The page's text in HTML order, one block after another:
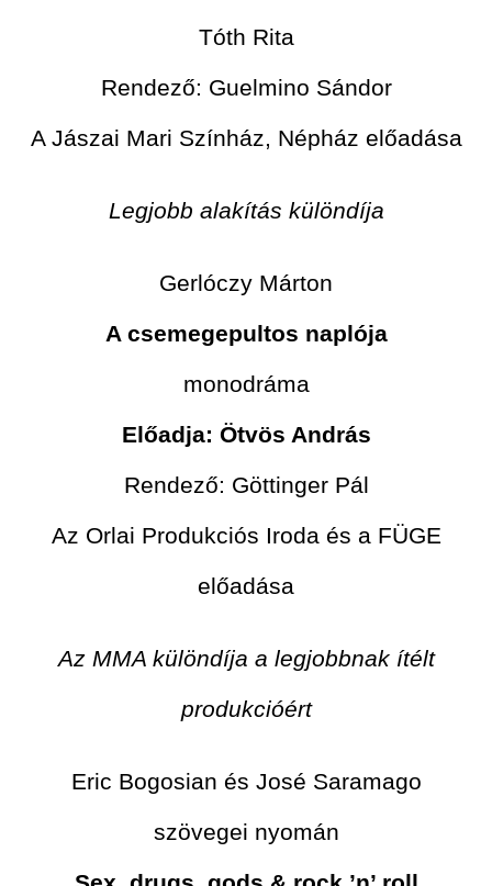
Tóth Rita
Rendező: Guelmino Sándor
A Jászai Mari Színház, Népház előadása
Legjobb alakítás különdíja
Gerlóczy Márton
A csemegepultos naplója
monodráma
Előadja: Ötvös András
Rendező: Göttinger Pál
Az Orlai Produkciós Iroda és a FÜGE
előadása
Az MMA különdíja a legjobbnak ítélt
produkcióért
Eric Bogosian és José Saramago
szövegei nyomán